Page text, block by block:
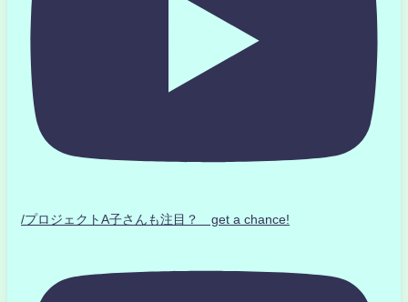
/プロジェクトA子さんも注目？ get a chance!